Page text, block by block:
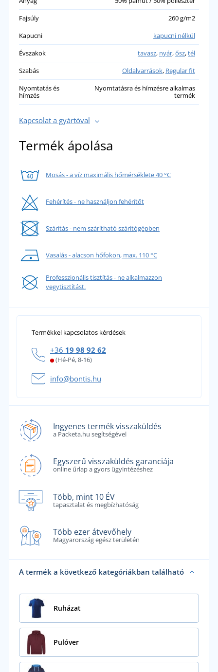
Fajsúly
260 g/m2
Kapucni
kapucni nélkül
Évszakok
tavasz, nyár,ősz,tél
Szabás
Oldalvarrások, Regular fit
Nyomtatás és
hímzés
Nyomtatásra és hímzésre alkalmas
termék
Kapcsolat a gyártóval
Termék ápolása
Mosás - a víz maximális hőmérséklete 40 °C
Fehérítés - ne használjon fehérítőt
Szárítás - nem szárítható szárítógépben
Vasalás - alacson hőfokon, max. 110 °C
Professzionális tisztítás - ne alkalmazzon
vegytisztítást.
Termékkel kapcsolatos kérdések
+36 19 98 92 62
(Hé-Pé, 8-16)
info@bontis.hu
Ingyenes termék visszaküldés
a Packeta.hu segítségével
Egyszerű visszaküldés garanciája
online űrlap a gyors ügyintézéshez
Több, mint 10 ÉV
tapasztalat és megbízhatóság
Több ezer átvevőhely
Magyarország egész területén
A termék a következő kategóriákban található
Ruházat
Pulóver